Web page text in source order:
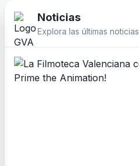
Noticias
Explora las últimas noticias